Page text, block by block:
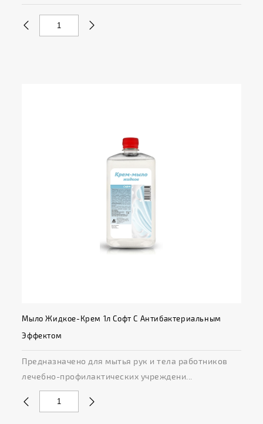
Мыло Жидкое-Крем 1л Софт С Антибактериальным
Эффектом
Предназначено для мытья рук и тела работников
лечебно-профилактических учреждени...